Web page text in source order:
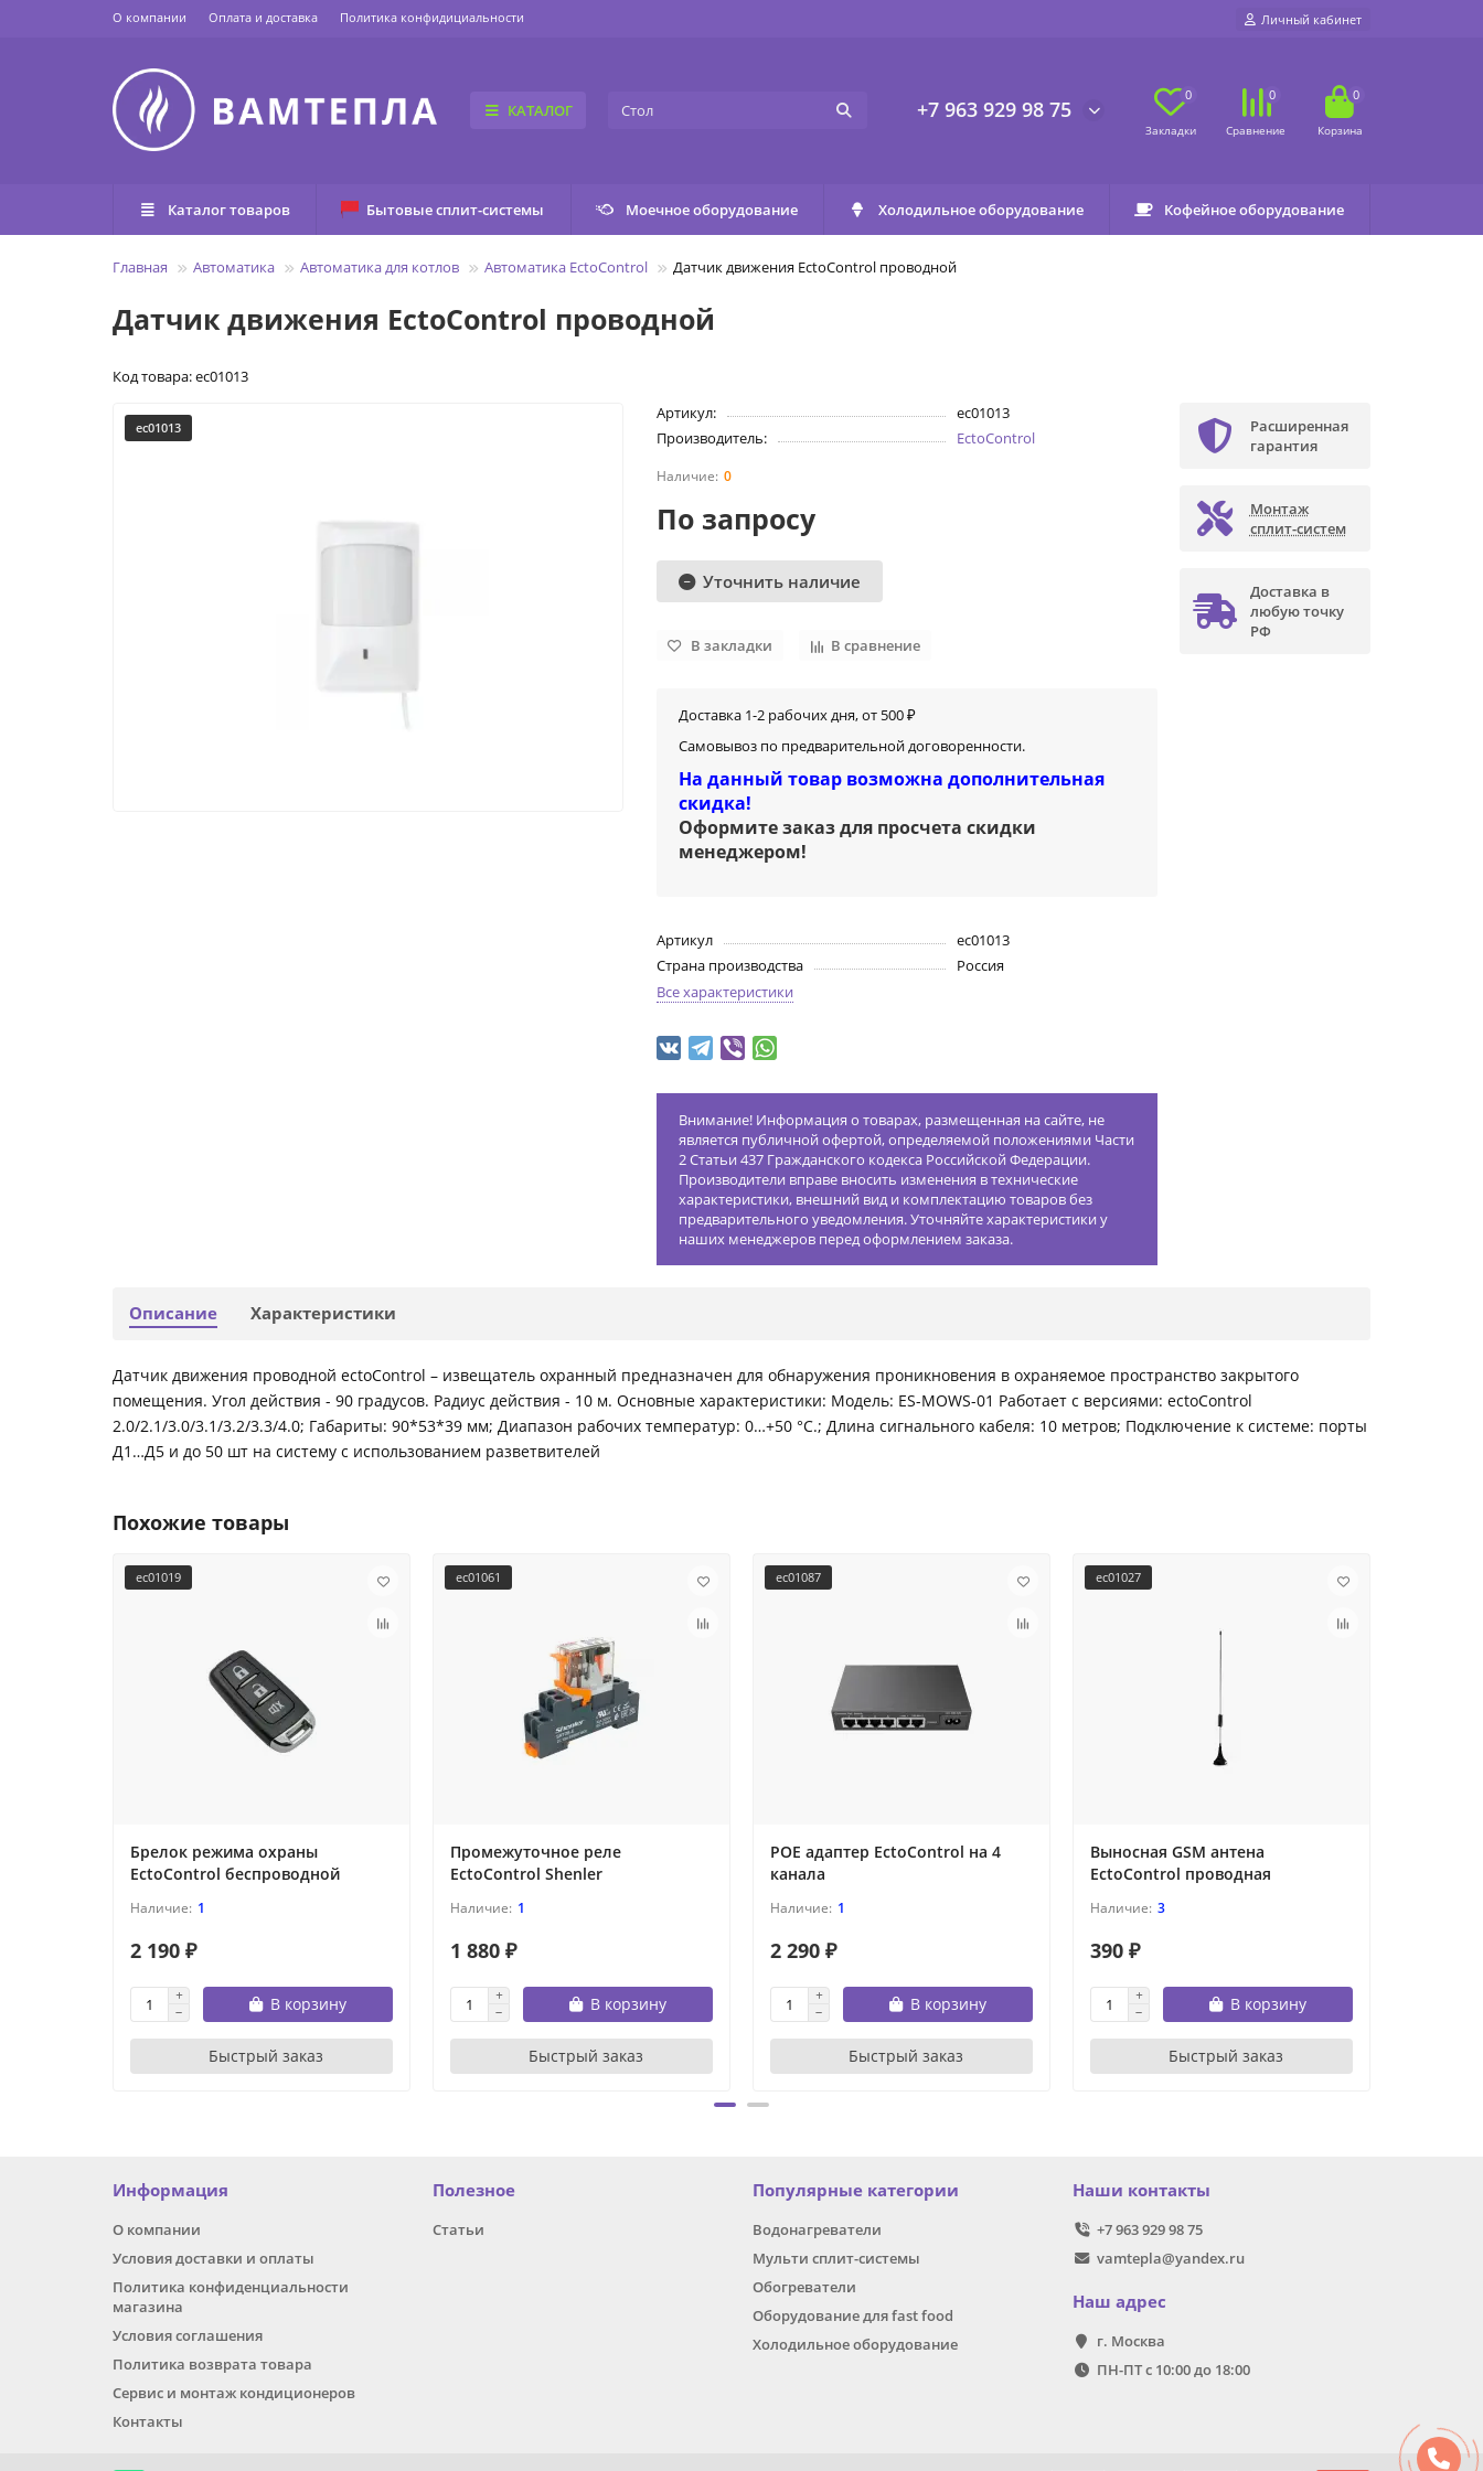
О компании Оплата и доставка Политика конфидициальности Личный кабинет
КАТАЛОГ +7 963 929 98 75
0 0 0
Каталог товаров Бытовые сплит-системы Моечное оборудование Холодильное оборудование Кофейное оборудование
Главная Автоматика Автоматика для котлов Автоматика EctoControl Датчик движения EctoControl проводной
Датчик движения EctoControl проводной
Код товара: ec01013
ec01013
Артикул:
ec01013
Производитель:
EctoControl
0
По запросу
Уточнить наличие
В закладки В сравнение
Доставка 1-2 рабочих дня, от 500 ₽
Самовывоз по предварительной договоренности.
На данный товар возможна дополнительная
скидка!
Оформите заказ для просчета скидки
менеджером!
Артикул
ec01013
Страна производства
Россия
Все характеристики
Внимание! Информация о товарах, размещенная на сайте, не
является публичной офертой, определяемой положениями Части
2 Статьи 437 Гражданского кодекса Российской Федерации.
Производители вправе вносить изменения в технические
характеристики, внешний вид и комплектацию товаров без
предварительного уведомления. Уточняйте характеристики у
наших менеджеров перед оформлением заказа.
Расширенная
гарантия
Монтаж
сплит-систем
Доставка в
любую точку
РФ
Описание Характеристики
Датчик движения проводной ectoControl – извещатель охранный предназначен для обнаружения проникновения в охраняемое пространство закрытого
помещения. Угол действия - 90 градусов. Радиус действия - 10 м. Основные характеристики: Модель: ES-MOWS-01 Работает с версиями: ectoControl
2.0/2.1/3.0/3.1/3.2/3.3/4.0; Габариты: 90*53*39 мм; Диапазон рабочих температур: 0…+50 °С.; Длина сигнального кабеля: 10 метров; Подключение к системе: порты
Д1…Д5 и до 50 шт на систему с использованием разветвителей
Похожие товары
ec01019
Брелок режима охраны
EctoControl беспроводной
1
2 190 ₽
В корзину
Быстрый заказ
ec01061
Промежуточное реле
EctoControl Shenler
1
1 880 ₽
В корзину
Быстрый заказ
ec01087
POE адаптер EctoControl на 4
канала
1
2 290 ₽
В корзину
Быстрый заказ
ec01027
Выносная GSM антена
EctoControl проводная
3
390 ₽
В корзину
Быстрый заказ
Информация
О компании
Условия доставки и оплаты
Политика конфиденциальности
магазина
Условия соглашения
Политика возврата товара
Сервис и монтаж кондиционеров
Контакты
Полезное
Статьи
Популярные категории
Водонагреватели
Мульти сплит-системы
Обогреватели
Оборудование для fast food
Холодильное оборудование
Наши контакты
+7 963 929 98 75
vamtepla@yandex.ru
Наш адрес
г. Москва
ПН-ПТ с 10:00 до 18:00